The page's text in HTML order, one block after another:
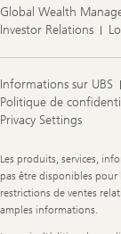
Global Wealth
Investor Relations
Informations sur UBS
Politique de
Privacy Settings
Legal
Information
Les produits, services,
pas être disponibles pour
restrictions de ventes
amples informations.